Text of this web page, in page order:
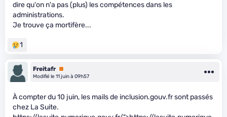
dire qu'on n'a pas (plus) les compétences dans les
administrations.
Je trouve ça mortifère...
1
Freitafr Premium
Modifié le 11 juin à 09h57
À compter du 10 juin, les mails de inclusion.gouv.fr sont passés
chez La Suite.